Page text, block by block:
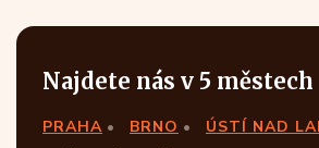
Najdete nás v 5 městech
PRAHA BRNO
ÚSTÍ NAD